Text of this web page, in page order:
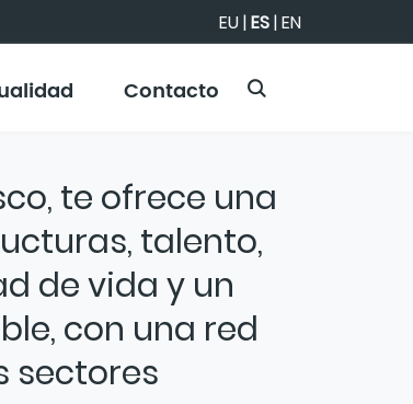
EU|ES|EN
Contacto
te ofrece una
talento,
de vida y un
con una red
sectores
estratégico
de la provincia al